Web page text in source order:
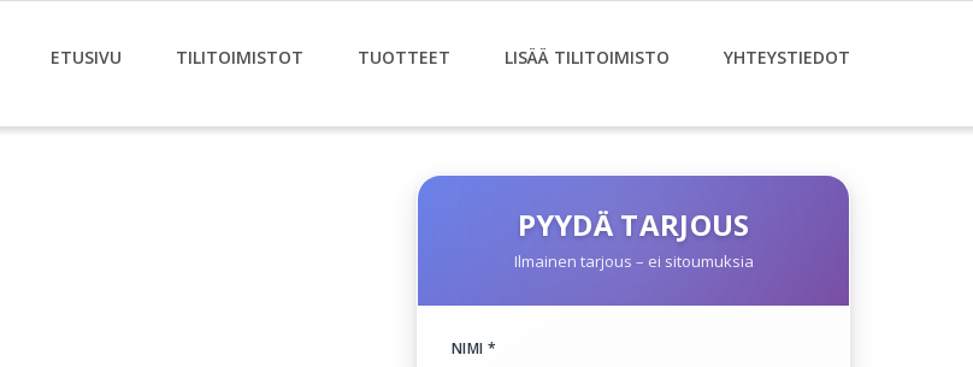
ETUSIVU TILITOIMISTOT TUOTTEET LISÄÄ TILITOIMISTO YHTEYSTIEDOT
PYYDÄ TARJOUS
Ilmainen tarjous – ei sitoumuksia
NIMI *